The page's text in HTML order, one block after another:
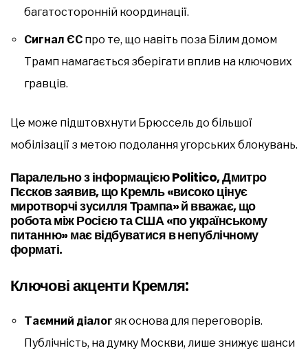
багатосторонній координації.
Сигнал ЄС про те, що навіть поза Білим домом
Трамп намагається зберігати вплив на ключових
гравців.
Це може підштовхнути Брюссель до більшої
мобілізації з метою подолання угорських блокувань.
Паралельно з інформацієюPolitico, Дмитро
Пєсков заявив, що Кремль «високо цінує
миротворчі зусилля Трампа» й вважає, що
робота між Росією та США «по українському
питанню» має відбуватися в непублічному
форматі.
Ключові акценти Кремля:
Таємний діалог як основа для переговорів.
Публічність, на думку Москви, лише знижує шанси